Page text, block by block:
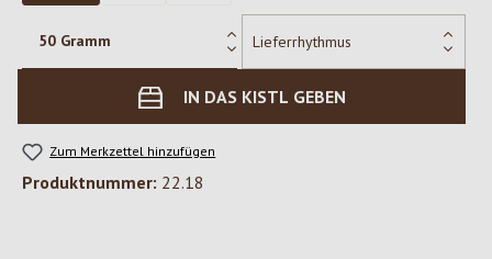
IN DAS KISTL GEBEN
Zum Merkzettel hinzufügen
Produktnummer: 22.18